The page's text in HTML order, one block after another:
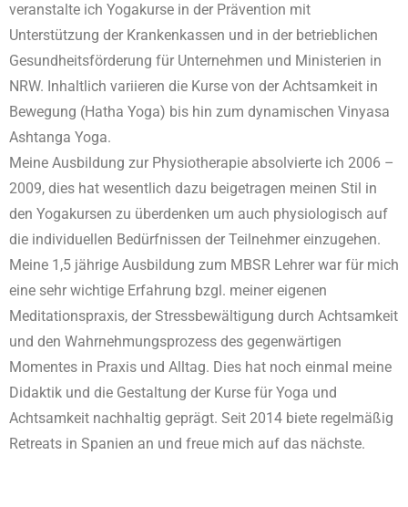
veranstalte ich Yogakurse in der Prävention mit
Unterstützung der Krankenkassen und in der betrieblichen
Gesundheitsförderung für Unternehmen und Ministerien in
NRW. Inhaltlich variieren die Kurse von der Achtsamkeit in
Bewegung (Hatha Yoga) bis hin zum dynamischen Vinyasa
Ashtanga Yoga.
Meine Ausbildung zur Physiotherapie absolvierte ich 2006 –
2009, dies hat wesentlich dazu beigetragen meinen Stil in
den Yogakursen zu überdenken um auch physiologisch auf
die individuellen Bedürfnissen der Teilnehmer einzugehen.
Meine 1,5 jährige Ausbildung zum MBSR Lehrer war für mich
eine sehr wichtige Erfahrung bzgl. meiner eigenen
Meditationspraxis, der Stressbewältigung durch Achtsamkeit
und den Wahrnehmungsprozess des gegenwärtigen
Momentes in Praxis und Alltag. Dies hat noch einmal meine
Didaktik und die Gestaltung der Kurse für Yoga und
Achtsamkeit nachhaltig geprägt. Seit 2014 biete regelmäßig
Retreats in Spanien an und freue mich auf das nächste.